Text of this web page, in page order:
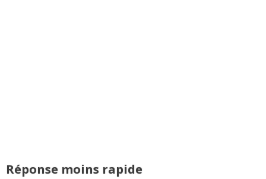
Réponse moins rapide